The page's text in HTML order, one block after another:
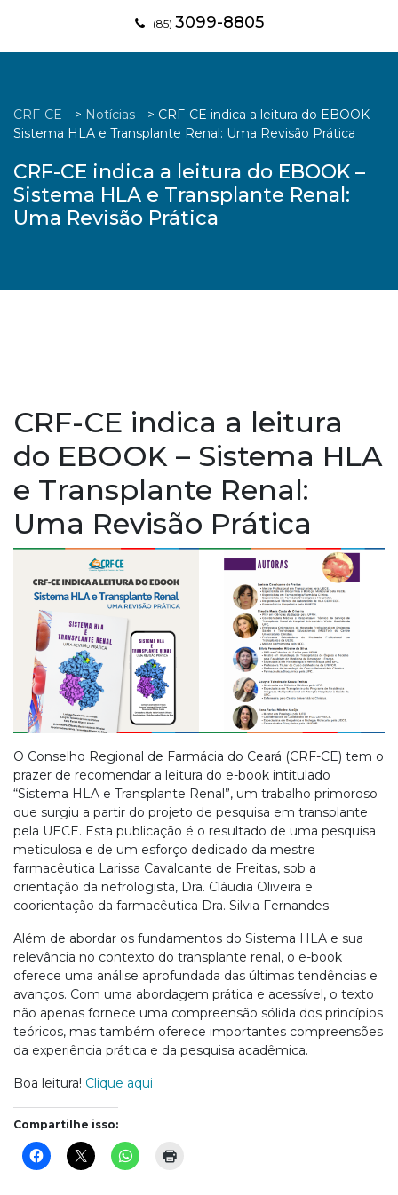
(85) 3099-8805
CRF-CE > Notícias > CRF-CE indica a leitura do EBOOK –
Sistema HLA e Transplante Renal: Uma Revisão Prática
CRF-CE indica a leitura do EBOOK –
Sistema HLA e Transplante Renal:
Uma Revisão Prática
CRF-CE indica a leitura
do EBOOK – Sistema HLA
e Transplante Renal:
Uma Revisão Prática
O Conselho Regional de Farmácia do Ceará (CRF-CE) tem o
prazer de recomendar a leitura do e-book intitulado
“Sistema HLA e Transplante Renal”, um trabalho primoroso
que surgiu a partir do projeto de pesquisa em transplante
pela UECE. Esta publicação é o resultado de uma pesquisa
meticulosa e de um esforço dedicado da mestre
farmacêutica Larissa Cavalcante de Freitas, sob a
orientação da nefrologista, Dra. Cláudia Oliveira e
coorientação da farmacêutica Dra. Silvia Fernandes.
Além de abordar os fundamentos do Sistema HLA e sua
relevância no contexto do transplante renal, o e-book
oferece uma análise aprofundada das últimas tendências e
avanços. Com uma abordagem prática e acessível, o texto
não apenas fornece uma compreensão sólida dos princípios
teóricos, mas também oferece importantes compreensões
da experiência prática e da pesquisa acadêmica.
Boa leitura! Clique aqui
Compartilhe isso: